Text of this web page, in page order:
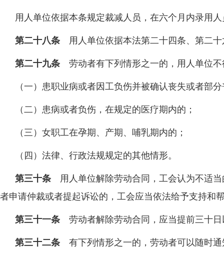
用人单位依据本条规定裁减人员，在六个月内录用
第二十八条 用人单位依据本法第二十四条、第二
第二十九条 劳动者有下列情形之一的，用人单位
（一）患职业病或者因工负伤并被确认丧失或者部
（二）患病或者负伤，在规定的医疗期内的；
（三）女职工在孕期、产期、哺乳期内的；
（四）法律、行政法规规定的其他情形。
第三十条 用人单位解除劳动合同，工会认为不适
者申请仲裁或者提起诉讼的，工会应当依法给予支持和
第三十一条 劳动者解除劳动合同，应当提前三十
第三十二条 有下列情形之一的，劳动者可以随时